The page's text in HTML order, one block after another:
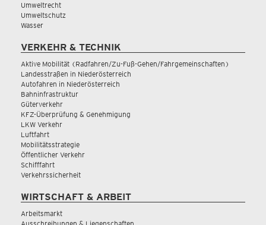
Umweltrecht
Umweltschutz
Wasser
VERKEHR & TECHNIK
Aktive Mobilität (Radfahren/Zu-Fuß-Gehen/Fahrgemeinschaften)
Landesstraßen in Niederösterreich
Autofahren in Niederösterreich
Bahninfrastruktur
Güterverkehr
KFZ-Überprüfung & Genehmigung
LKW Verkehr
Luftfahrt
Mobilitätsstrategie
Öffentlicher Verkehr
Schifffahrt
Verkehrssicherheit
WIRTSCHAFT & ARBEIT
Arbeitsmarkt